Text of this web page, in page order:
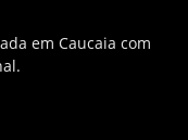
em Caucaia com